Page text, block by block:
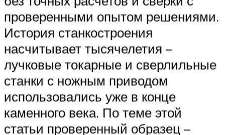
проверенными опытом решениями.
История станкостроения
насчитывает тысячелетия –
лучковые токарные и сверлильные
станки с ножным приводом
использовались уже в конце
каменного века. По теме этой
статьи проверенный образец –